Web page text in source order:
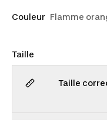
Couleur Flamme
Taille
Taille